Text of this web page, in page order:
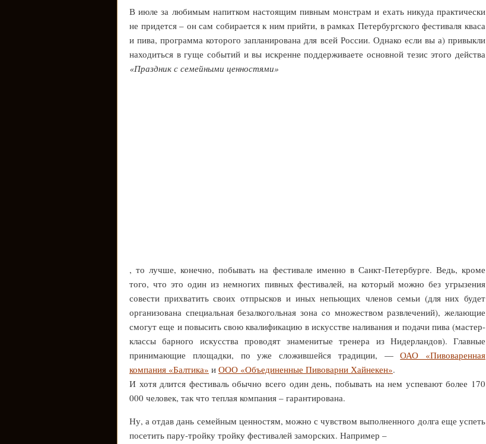
В июле за любимым напитком настоящим пивным монстрам и ехать никуда практически
не придется – он сам собирается к ним прийти, в рамках Петербургского фестиваля кваса
и пива, программа которого запланирована для всей России. Однако если вы а) привыкли
находиться в гуще событий и вы искренне поддерживаете основной тезис этого действа
«Праздник с семейными ценностями»
, то лучше, конечно, побывать на фестивале именно в Санкт-Петербурге. Ведь, кроме
того, что это один из немногих пивных фестивалей, на который можно без угрызения
совести прихватить своих отпрысков и иных непьющих членов семьи (для них будет
организована специальная безалкогольная зона cо множеством развлечений), желающие
смогут еще и повысить свою квалификацию в искусстве наливания и подачи пива (мастер-
классы барного искусства проводят знаменитые тренера из Нидерландов). Главные
принимающие площадки, по уже сложившейся традиции, —ОАО «Пивоваренная
компания «Балтика» и ООО «Объединенные Пивоварни Хайнекен».
И хотя длится фестиваль обычно всего один день, побывать на нем успевают более 170
000 человек, так что теплая компания – гарантирована.
Ну, а отдав дань семейным ценностям, можно с чувством выполненного долга еще успеть
посетить пару-тройку тройку фестивалей заморских. Например –